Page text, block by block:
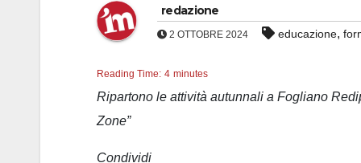
redazione
2 OTTOBRE 2024 educazione,
Reading Time: 4 minutes
Ripartono le attività autunnali a Fogliano
Zone”
Condividi